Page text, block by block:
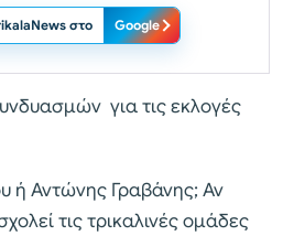
στο Google
για τις εκλογές
ή Αντώνης Γραβάνης; Αν
τις τρικαλινές ομάδες